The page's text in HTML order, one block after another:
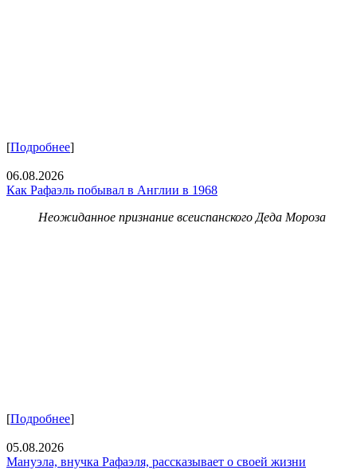
[Подробнее]
06.08.2026
Как Рафаэль побывал в Англии в 1968
Неожиданное признание всеиспанского Деда Мороза
[Подробнее]
05.08.2026
Мануэла, внучка Рафаэля, рассказывает о своей жизни